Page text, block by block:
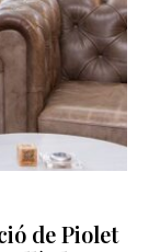
de Piolet